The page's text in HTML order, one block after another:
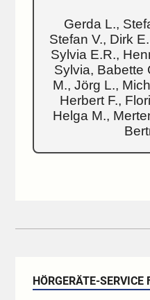
Gerda L.,
Stefan V., Dirk
Sylvia E.R.,
Sylvia, Babette
M., Jörg L.,
Herbert F.,
Helga M.,
HÖRGERÄTE-SERVICE